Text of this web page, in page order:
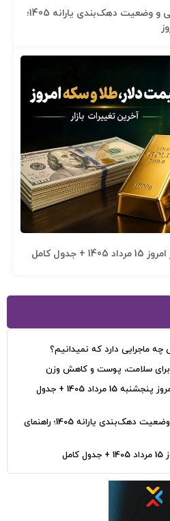
استعلام کالابرگ الکترونیکی و وضعیت دهک‌بندی یارانه 1405؛
کامل
دارد که نمیدانیم؟
سلامت، پوست و کاهش وزن
قیمت مرغ، ماهی و تخم مرغ امروز پنجشنبه 15 مرداد 1405 + جدول
استعلام کالابرگ الکترونیکی و وضعیت دهک‌بندی یارانه 1405؛ راهنمای